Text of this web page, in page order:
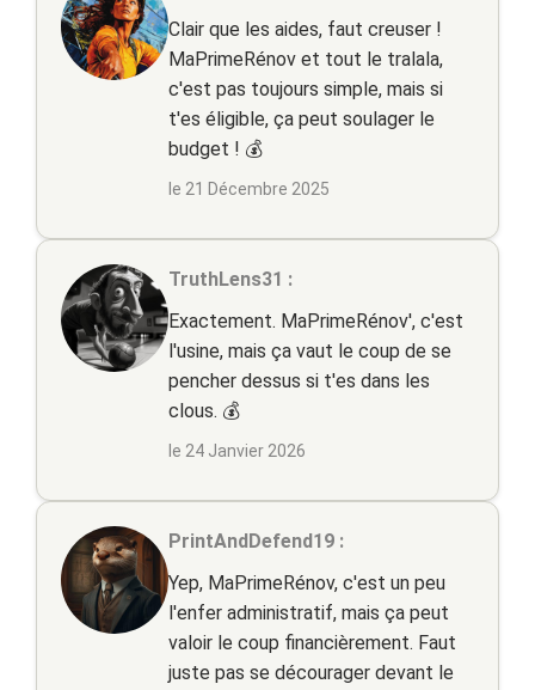
Clair que les aides, faut creuser !
MaPrimeRénov et tout le tralala,
c'est pas toujours simple, mais si
t'es éligible, ça peut soulager le
budget ! 💰
le 21 Décembre 2025
TruthLens31 :
Exactement. MaPrimeRénov', c'est
l'usine, mais ça vaut le coup de se
pencher dessus si t'es dans les
clous. 💰
le 24 Janvier 2026
PrintAndDefend19 :
Yep, MaPrimeRénov, c'est un peu
l'enfer administratif, mais ça peut
valoir le coup financièrement. Faut
juste pas se décourager devant le